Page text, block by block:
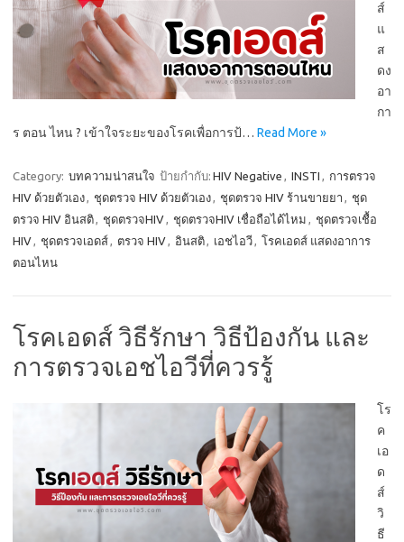
ส์
แ
ส
ดง
อา
กา
ร ตอน ไหน ? เข้าใจระยะของโรคเพื่อการป้… Read More »
Category: บทความน่าสนใจ ป้ายกำกับ: HIV Negative , INSTI , การตรวจ
HIV ด้วยตัวเอง, ชุดตรวจ HIV ด้วยตัวเอง, ชุดตรวจ HIV ร้านขายยา , ชุด
ตรวจ HIV อินสติ, ชุดตรวจHIV, ชุดตรวจHIV เชื่อถือได้ไหม , ชุดตรวจเชื้อ
HIV, ชุดตรวจเอดส์, ตรวจ HIV, อินสติ, เอชไอวี, โรคเอดส์ แสดงอาการ
ตอนไหน
โรคเอดส์ วิธีรักษา วิธีป้องกัน และ
การตรวจเอชไอวีที่ควรรู้
โร
ค
เอ
ด
ส์
วิ
ธี